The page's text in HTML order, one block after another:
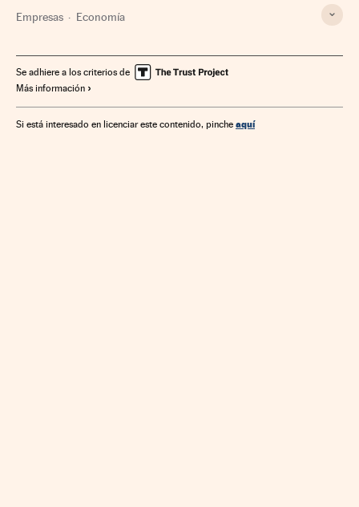
Empresas Economía
Se adhiere a los criterios de
Más información
Si está interesado en licenciar este contenido, pinche aquí